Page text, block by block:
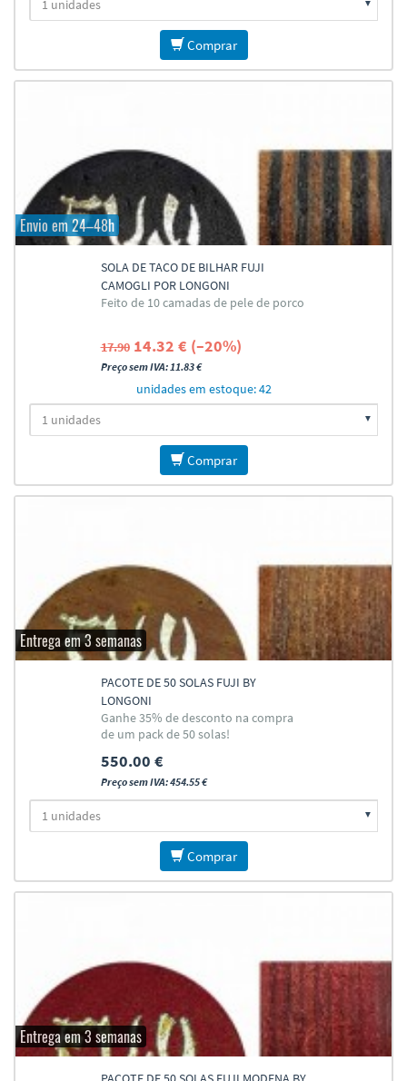
Comprar
Envio em 24–48h
SOLA DE TACO DE BILHAR FUJI
CAMOGLI POR LONGONI
Feito de 10 camadas de pele de porco
17.90 14.32 € (–20%)
Preço sem IVA: 11.83 €
unidades em estoque: 42
Comprar
Entrega em 3 semanas
PACOTE DE 50 SOLAS FUJI BY
LONGONI
Ganhe 35% de desconto na compra
de um pack de 50 solas!
550.00 €
Preço sem IVA: 454.55 €
Comprar
Entrega em 3 semanas